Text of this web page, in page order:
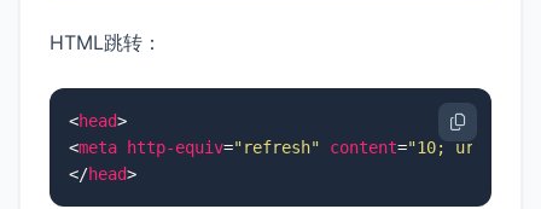
HTML跳转：
<head>
<meta http-equiv="refresh" content="10;
</head>